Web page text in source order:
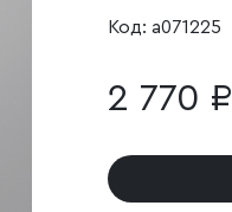
Код: a071225
2 770 ₽